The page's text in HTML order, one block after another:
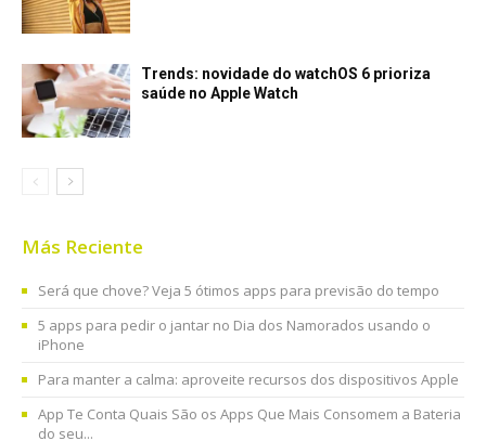
Trends: novidade do watchOS 6 prioriza
saúde no Apple Watch
Más Reciente
Será que chove? Veja 5 ótimos apps para previsão do tempo
5 apps para pedir o jantar no Dia dos Namorados usando o
iPhone
Para manter a calma: aproveite recursos dos dispositivos Apple
App Te Conta Quais São os Apps Que Mais Consomem a Bateria
do seu...